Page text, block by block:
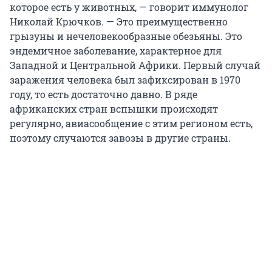
которое есть у животных, — говорит иммунолог
Николай Крючков. — Это преимущественно
грызуны и нечеловекообразные обезьяны. Это
эндемичное заболевание, характерное для
Западной и Центральной Африки. Первый случай
заражения человека был зафиксирован в 1970
году, то есть достаточно давно. В ряде
африканских стран вспышки происходят
регулярно, авиасообщение с этим регионом есть,
поэтому случаются завозы в другие страны.